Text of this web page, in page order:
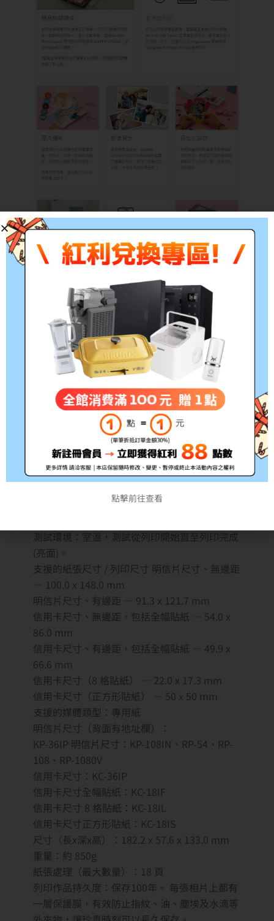
列印技術：熱昇華列印技術（含保護膜）
最大列印解析度：300 x 300 dpi
列印速度：明信片尺寸 : 約. 41 秒
測試環境：室溫，測試從列印開始直至列印完成
(亮面)。
支援的紙張尺寸 / 列印尺寸 明信片尺寸、無邊距
— 100.0 x 148.0 mm
明信片尺寸、有邊距 — 91.3 x 121.7 mm
信用卡尺寸、無邊距，包括全幅貼紙 — 54.0 x
86.0 mm
信用卡尺寸、有邊距，包括全幅貼紙 — 49.9 x
66.6 mm
信用卡尺寸（8 格貼紙） — 22.0 x 17.3 mm
信用卡尺寸（正方形貼紙） — 50 x 50 mm
支援的媒體類型：專用紙
明信片尺寸（背面有地址欄）：
KP-36IP 明信片尺寸：KP-108IN、RP-54、RP-
108、RP-1080V
信用卡尺寸：KC-36IP
信用卡尺寸全幅貼紙：KC-18IF
信用卡尺寸 8 格貼紙：KC-18IL
信用卡尺寸正方形貼紙：KC-18IS
尺寸（長x深x高）：182.2 x 57.6 x 133.0 mm
重量：約 850g
紙張處理（最大數量）：18 頁
列印作品持久度：保存100年。 每張相片上都有
一層保護膜，有效防止指紋、油、塵埃及水滴等
點擊前往查看